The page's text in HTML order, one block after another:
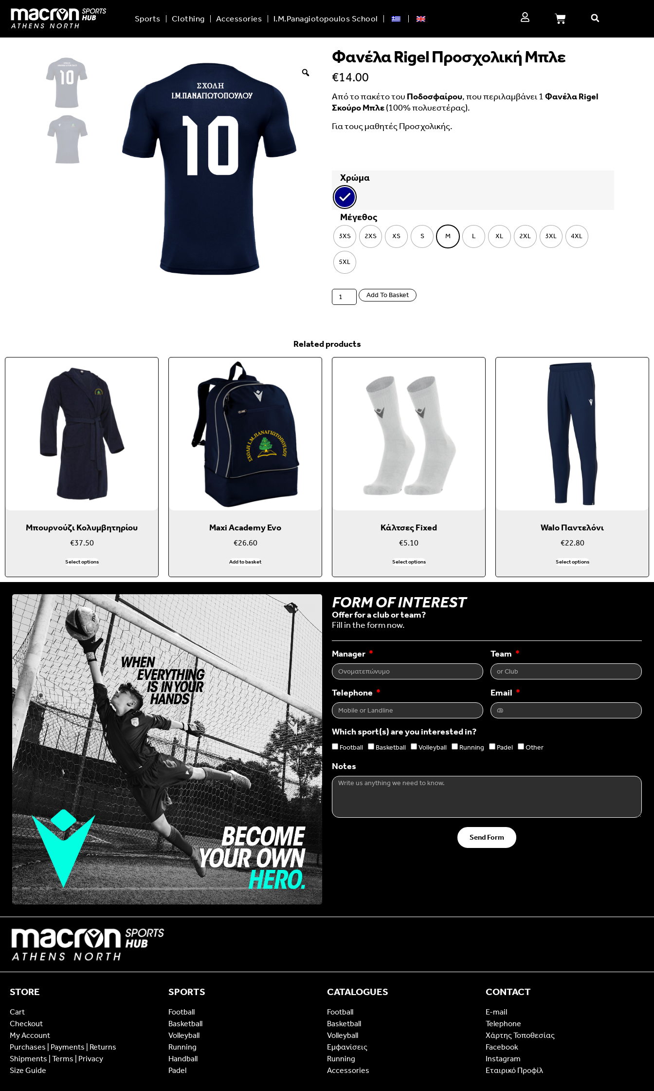
Sports Clothing Accessories I.M.Panagiotopoulos School
Φανέλα Rigel Προσχολική Μπλε
€14.00
Από το πακέτο του Ποδοσφαίρου, που περιλαμβάνει 1Φανέλα Rigel
Σκούρο Μπλε(100% πολυεστέρας).
Για τους μαθητές Προσχολικής.
Χρώμα
Μέγεθος
3XS 2XS XS S M L XL 2XL 3XL 4XL
5XL
Add To Basket
Related products
Μπουρνούζι Κολυμβητηρίου
€37.50
Select options
Maxi Academy Evo
€26.60
Add to basket
Κάλτσες Fixed
€5.10
Select options
Walo Παντελόνι
€22.80
Select options
FORM OF INTEREST
Offer for a club or team?
Fill in the form now.
Manager Team
Telephone Email
Which sport(s) are you interested in?
Football Basketball Volleyball Running Padel Other
Notes
Send Form
STORE
Cart
Checkout
My Account
Purchases | Payments | Returns
Shipments | Terms | Privacy
Size Guide
SPORTS
Football
Basketball
Volleyball
Running
Handball
Padel
CATALOGUES
Football
Basketball
Volleyball
Εμφανίσεις
Running
Accessories
CONTACT
E-mail
Telephone
Χάρτης Τοποθεσίας
Facebook
Instagram
Εταιρικό Προφίλ